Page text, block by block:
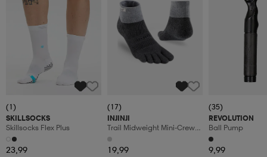
(1)
SKILLSOCKS
Skillsocks Flex Plus
23,99
(17)
INJINJI
Trail Midweight Mini-Crew
Coolmax
19,99
(35)
REVOLUTION
Ball Pump
9,99